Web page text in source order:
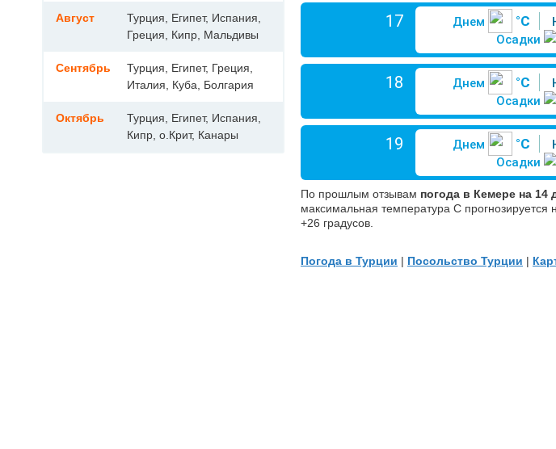
17 Днем °C
Осадки
18 Днем °C
Осадки
19 Днем °C
Осадки
По прошлым отзывам погода в Кемере на 14
максимальная температура С прогнозируется
+26 градусов.
Погода в Турции | Посольство Турции |
Август
Турция, Египет, Испания,
Греция, Кипр, Мальдивы
Сентябрь
Турция, Египет, Греция,
Италия, Куба, Болгария
Октябрь
Турция, Египет, Испания,
Кипр, о.Крит, Канары